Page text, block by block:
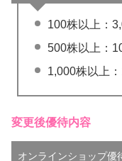
100株以上：
500株以上：
1,000株以上
変更後優待内容
オンラインショップ優